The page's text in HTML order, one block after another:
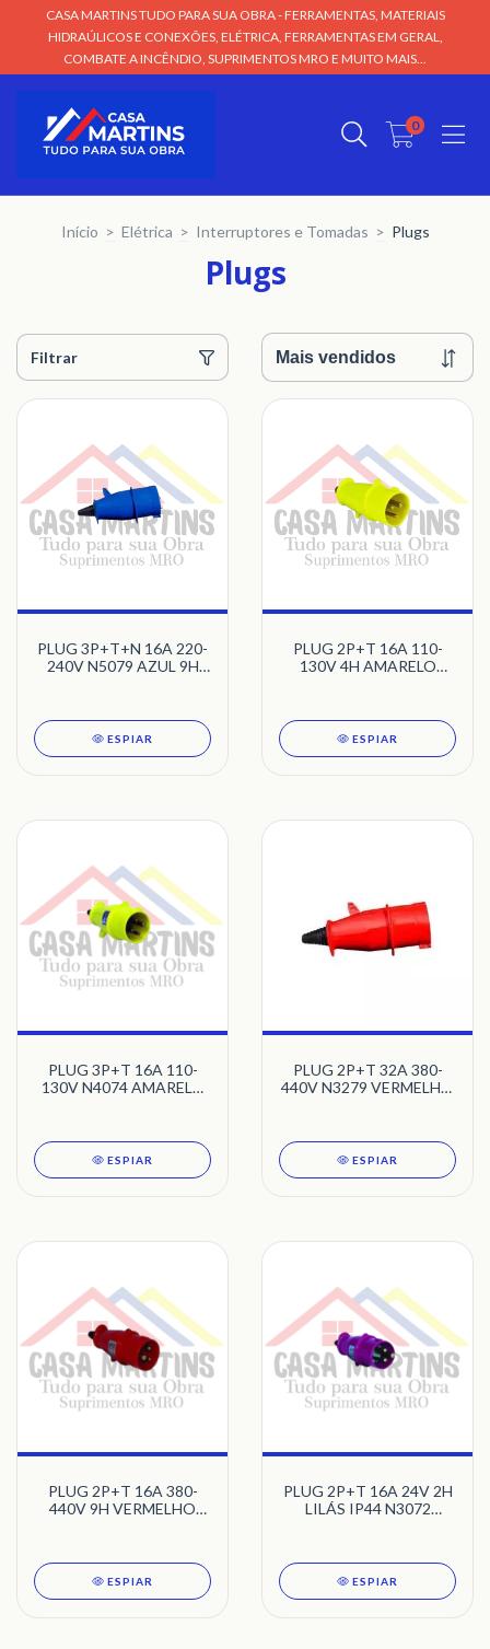
CASA MARTINS TUDO PARA SUA OBRA - FERRAMENTAS, MATERIAIS
HIDRAÚLICOS E CONEXÕES, ELÉTRICA, FERRAMENTAS EM GERAL,
COMBATE A INCÊNDIO, SUPRIMENTOS MRO E MUITO MAIS...
0
Início > Elétrica > Interruptores e Tomadas > Plugs
Plugs
Filtrar
PLUG 3P+T+N 16A 220-
240V N5079 AZUL 9H
ESPIAR
PLUG 2P+T 16A 110-
130V 4H AMARELO
ESPIAR
PLUG 3P+T 16A 110-
130V N4074 AMARELO
ESPIAR
PLUG 2P+T 32A 380-
440V N3279 VERMELHO
ESPIAR
PLUG 2P+T 16A 380-
440V 9H VERMELHO
ESPIAR
PLUG 2P+T 16A 24V 2H
LILÁS IP44 N3072
ESPIAR